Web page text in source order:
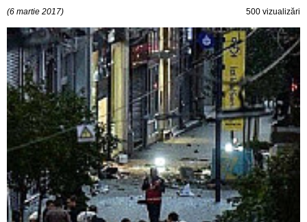
(6 martie 2017) 500 vizualizări